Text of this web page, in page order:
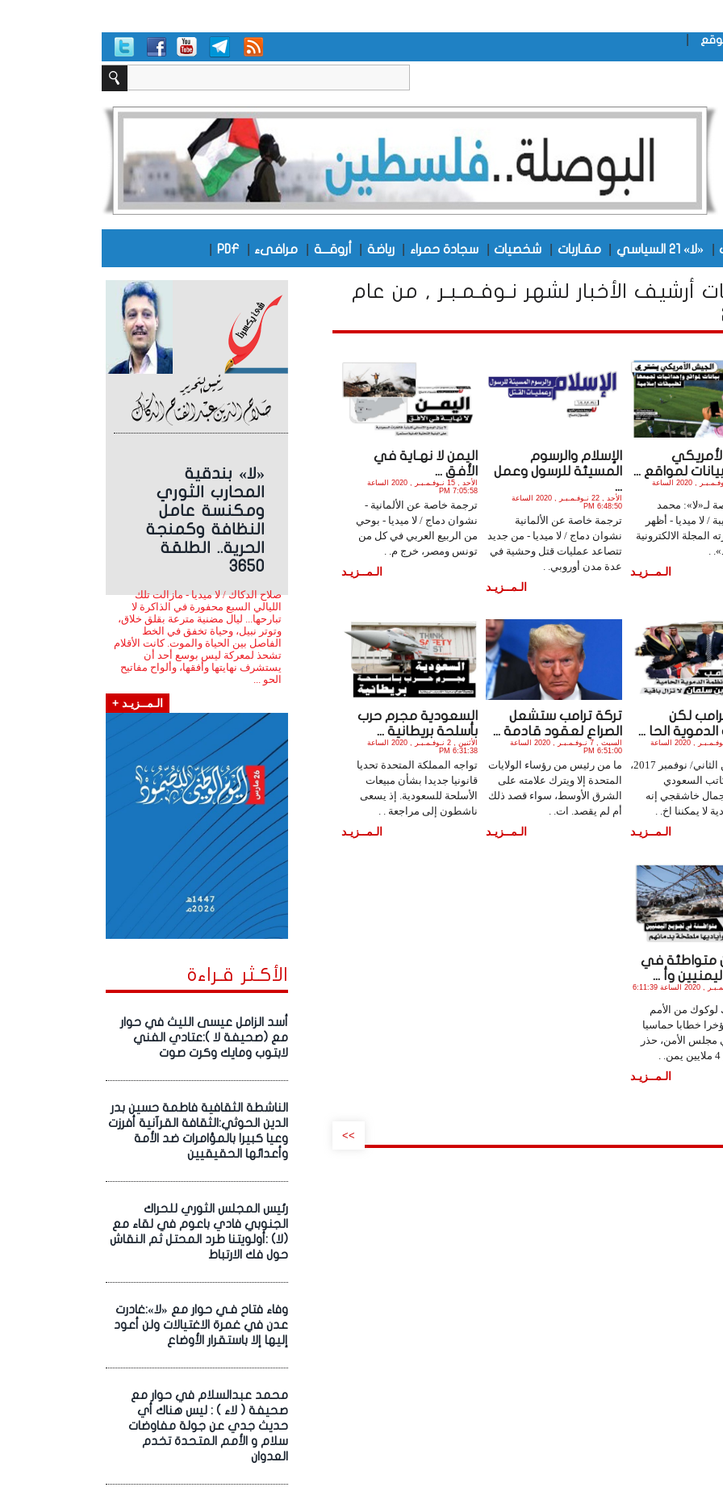
«لا» 21 السياسي مقـاربات شخصيات سجادة حمراء رياضة أروقـــة مرافىء PDF
«لا» بندقية
المحارب الثوري
ومكنسة عامل
النظافة وكمنجة
الحرية.. الطلقة
3650
صلاح الدكاك / لا ميديا - مازالت تلك
الليالي السبع محفورة في الذاكرة لا
تبارحها... ليال مضنية مترعة بقلق خلاق،
وتوتر نبيل، وحياة تخفق في الخط
الفاصل بين الحياة والموت. كانت الأقلام
تشحذ لمعركة ليس بوسع أحد أن
يستشرف نهايتها وأفقها، وألواح مفاتيح
الحو ...
الـمــزيـد +
الأكـثر قـراءة
أسد الزامل عيسى الليث في حوار
مع (صحيفة لا ):عتادي الفني
لابتوب ومايك وكرت صوت
الناشطة الثقافية فاطمة حسين بدر
الدين الحوثي:الثقافة القرآنية أفرزت
وعيا كبيرا بالمؤامرات ضد الأمة
وأعدائها الحقيقيين
رئيس المجلس الثوري للحراك
الجنوبي فادي باعوم في لقاء مع
(لا) :أولويتنا طرد المحتل ثم النقاش
حول فك الارتباط
وفاء فتاح فـي حوار مع «لا»:غادرت
عدن في غمرة الاغتيالات ولن أعود
إليها إلا باستقرار الأوضاع
محمد عبدالسلام في حوار مع
صحيفة ( لاء ) : ليس هناك أي
حديث جدي عن جولة مفاوضات
سلام و الأمم المتحدة تخدم
العدوان
أرشيف الأخبار لشهر نـوفـمـبـر , من عام
لمواقع ...
الأثنين , 23 نـوفـمـبـر , 2020 الساعة
لـ«لا»: محمد
/ لا ميديا - أظهر
المجلة الالكترونية
.
الـمــزيـد
الإسلام والرسوم
المسيئة للرسول وعمل
...
الأحد , 22 نـوفـمـبـر , 2020 الساعة
6:48:50 PM
ترجمة خاصة عن الألمانية
نشوان دماج / لا ميديا - من جديد
تتصاعد عمليات قتل وحشية في
عدة مدن أوروبي. .
الـمــزيـد
اليمن لا نهـاية في
الأفق ...
الأحد , 15 نـوفـمـبـر , 2020 الساعة
7:05:58 PM
ترجمة خاصة عن الألمانية -
نشوان دماج / لا ميديا - بوحي
من الربيع العربي في كل من
تونس ومصر، خرج م. .
الـمــزيـد
لكن
الدموية الحا ...
السبت , 14 نـوفـمـبـر , 2020 الساعة
في تشرين الثاني/ نوفمبر 2017،
السعودي
خاشقجي إنه
لا يمكننا اخ. .
الـمــزيـد
تركة ترامب ستشعل
الصراع لعقود قادمة ...
السبت , 7 نـوفـمـبـر , 2020 الساعة
6:51:00 PM
ما من رئيس من رؤساء الولايات
المتحدة إلا ويترك علامته على
الشرق الأوسط، سواء قصد ذلك
أم لم يقصد. ات. .
الـمــزيـد
السعودية مجرم حرب
بأسلحة بريطانية ...
الأثنين , 2 نـوفـمـبـر , 2020 الساعة
6:31:38 PM
تواجه المملكة المتحدة تحديا
قانونيا جديدا بشأن مبيعات
الأسلحة للسعودية. إذ يسعى
ناشطون إلى مراجعة . .
الـمــزيـد
متواطئة في
وأ ...
الأحد , 1 نـوفـمـبـر , 2020 الساعة 6:11:39
لوكوك من الأمم
خطابا حماسيا
مجلس الأمن، حذر
.
الـمــزيـد
>>